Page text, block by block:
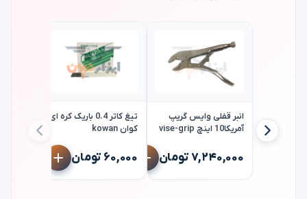
انبر قفلی وایس گریپ
آمریکا10 اینچ vise-grip
۷,۲۴۰,۰۰۰ تومان
تیغ کاتر 0.4 باریک کره ای
کوان kowan
۶۰,۰۰۰ تومان